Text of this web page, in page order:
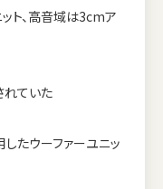
ト、高音域は3cmア
れていた
たウーファーユニッ